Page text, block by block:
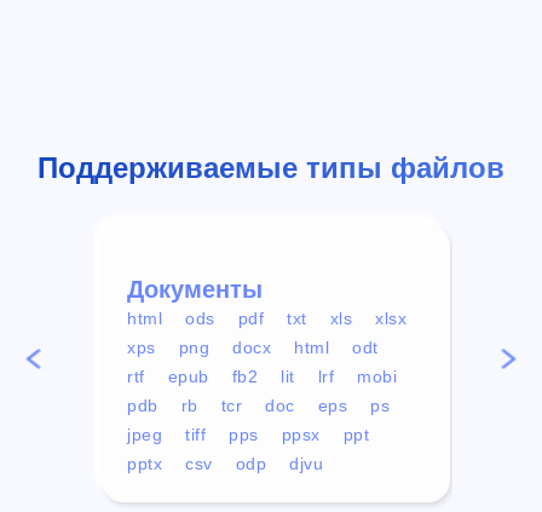
Поддерживаемые типы файлов
Документы
html ods pdf txt xls
xlsx
xps
png docx html
odt
rtf
epub fb2 lit lrf
mobi
pdb
rb tcr doc eps
ps
jpeg
tiff pps ppsx
ppt
pptx
csv odp djvu
mp4